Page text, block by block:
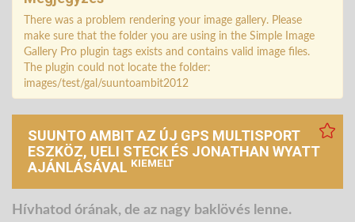
There was a problem rendering your image gallery. Please
make sure that the folder you are using in the Simple Image
Gallery Pro plugin tags exists and contains valid image files.
The plugin could not locate the folder:
images/test/gal/suuntoambit2012
SUUNTO AMBIT AZ ÚJ GPS MULTISPORT
ESZKÖZ, UELI STECK ÉS JONATHAN WYATT
AJÁNLÁSÁVAL KIEMELT
Hívhatod órának, de az nagy baklövés lenne.